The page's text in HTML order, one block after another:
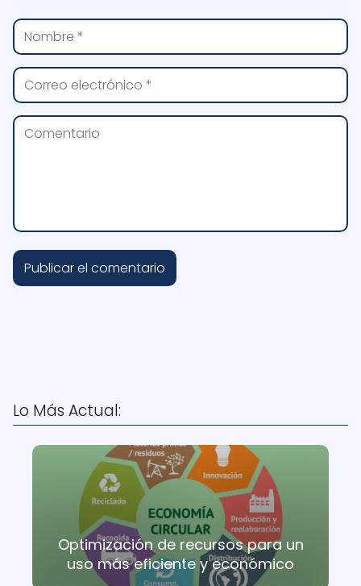
Lo Más Actual:
Optimización de recursos para un
uso más eficiente y económico